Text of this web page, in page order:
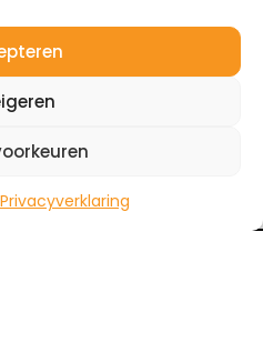
Privacyverklaring
aanvragen